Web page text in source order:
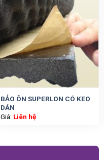
BẢO ÔN SUPERLON CÓ KEO
DÁN
Giá: Liên hệ